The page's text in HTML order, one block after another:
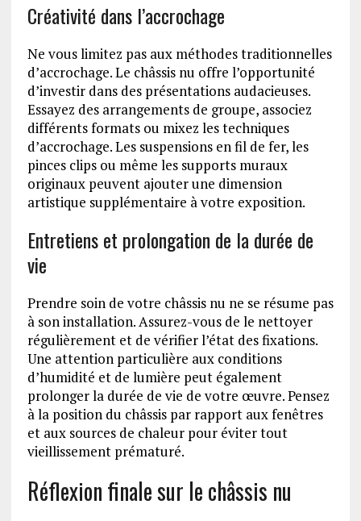
Créativité dans l’accrochage
Ne vous limitez pas aux méthodes traditionnelles
d’accrochage. Le châssis nu offre l’opportunité
d’investir dans des présentations audacieuses.
Essayez des arrangements de groupe, associez
différents formats ou mixez les techniques
d’accrochage. Les suspensions en fil de fer, les
pinces clips ou même les supports muraux
originaux peuvent ajouter une dimension
artistique supplémentaire à votre exposition.
Entretiens et prolongation de la durée de
vie
Prendre soin de votre châssis nu ne se résume pas
à son installation. Assurez-vous de le nettoyer
régulièrement et de vérifier l’état des fixations.
Une attention particulière aux conditions
d’humidité et de lumière peut également
prolonger la durée de vie de votre œuvre. Pensez
à la position du châssis par rapport aux fenêtres
et aux sources de chaleur pour éviter tout
vieillissement prématuré.
Réflexion finale sur le châssis nu